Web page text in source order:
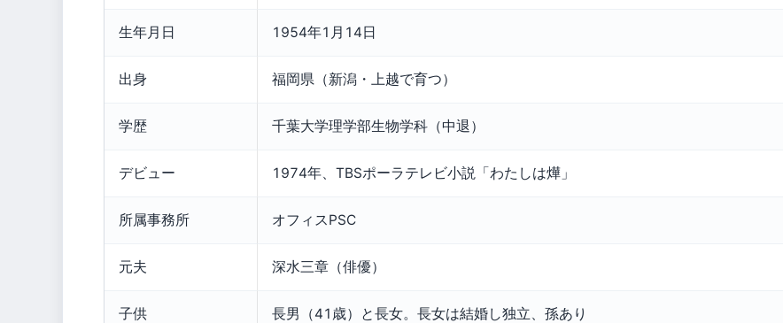
生年月日 1954年1月14日
出身 福岡県（新潟・上越で育つ）
学歴 千葉大学理学部生物学科（中退）
デビュー 1974年、TBSポーラテレビ小説「わたしは燁」
所属事務所 オフィスPSC
元夫 深水三章（俳優）
子供 長男（41歳）と長女。長女は結婚し独立、孫あり